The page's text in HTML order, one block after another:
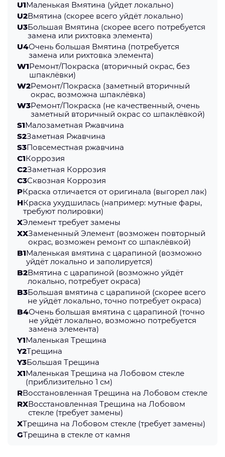
U1Маленькая Вмятина (уйдет локально)
U2Вмятина (скорее всего уйдёт локально)
U3Большая Вмятина (скорее всего потребуется
замена или рихтовка элемента)
U4Очень большая Вмятина (потребуется
замена или рихтовка элемента)
W1Ремонт/Покраска (вторичный окрас, без
шпаклёвки)
W2Ремонт/Покраска (заметный вторичный
окрас, возможна шпаклёвка)
W3Ремонт/Покраска (не качественный, очень
заметный вторичный окрас со шпаклёвкой)
S1Малозаметная Ржавчина
S2Заметная Ржавчина
S3Повсеместная ржавчина
C1Коррозия
C2Заметная Коррозия
С3Сквозная Коррозия
PКраска отличается от оригинала (выгорел лак)
HКраска ухудшилась (например: мутные фары,
требуют полировки)
XЭлемент требует замены
XXЗамененный Элемент (возможен повторный
окрас, возможен ремонт со шпаклёвкой)
B1Маленькая вмятина с царапиной (возможно
уйдёт локально и заполируется)
B2Вмятина с царапиной (возможно уйдёт
локально, потребует окраса)
B3Большая вмятина с царапиной (скорее всего
не уйдёт локально, точно потребует окраса)
B4Очень большая вмятина с царапиной (точно
не уйдёт локально, возможно потребуется
замена элемента)
Y1Маленькая Трещина
Y2Трещина
Y3Большая Трещина
X1Маленькая Трещина на Лобовом стекле
(приблизительно 1 см)
RВосстановленная Трещина на Лобовом стекле
RXВосстановленная Трещина на Лобовом
стекле (требует замены)
XТрещина на Лобовом стекле (требует замены)
GТрещина в стекле от камня